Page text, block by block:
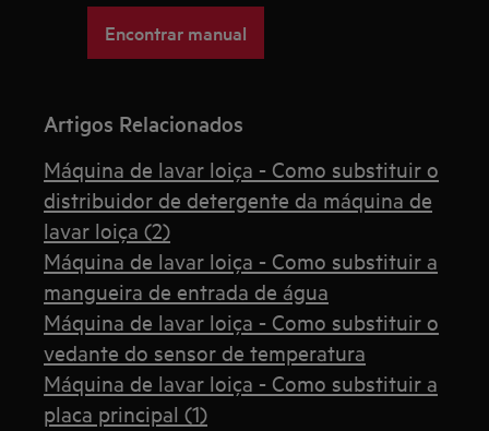
Encontrar manual
Artigos Relacionados
Máquina de lavar loiça - Como substituir o
distribuidor de detergente da máquina de
lavar loiça (2)
Máquina de lavar loiça - Como substituir a
mangueira de entrada de água
Máquina de lavar loiça - Como substituir o
vedante do sensor de temperatura
Máquina de lavar loiça - Como substituir a
placa principal (1)